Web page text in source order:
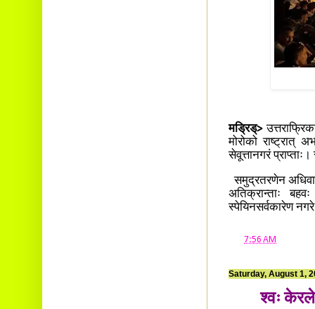
मड्रिड्>
मोरोको राष्ट्रात्
सेवूत्तानगरं
समुद्रतरणेन
अतिक्रान्ताः
स्पेयिनसर्वकारेण
7:56 AM
Saturday, August 1,
श्वः केरले